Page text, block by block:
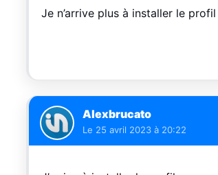
Je n’arrive plus à installer le
Alexbrucato
Le 25 avril 2023 à 20:22